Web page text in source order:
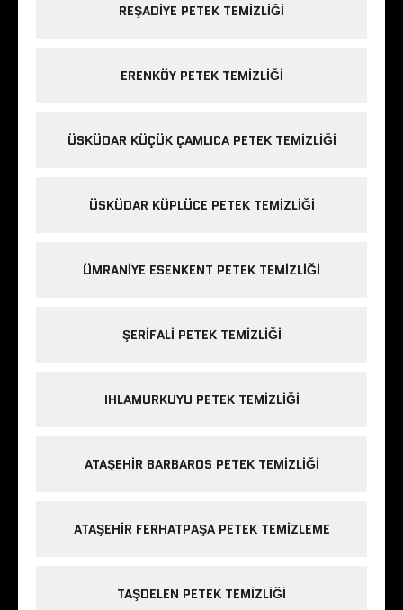
REŞADIYE PETEK TEMIZLIĞI
ERENKÖY PETEK TEMIZLIĞI
ÜSKÜDAR KÜÇÜK ÇAMLICA PETEK TEMIZLIĞI
ÜSKÜDAR KÜPLÜCE PETEK TEMIZLIĞI
ÜMRANIYE ESENKENT PETEK TEMIZLIĞI
ŞERIFALI PETEK TEMIZLIĞI
IHLAMURKUYU PETEK TEMIZLIĞI
ATAŞEHIR BARBAROS PETEK TEMIZLIĞI
ATAŞEHIR FERHATPAŞA PETEK TEMIZLEME
TAŞDELEN PETEK TEMIZLIĞI